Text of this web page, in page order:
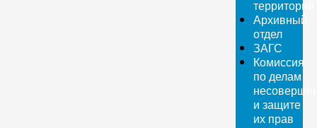
территорий
Архивный
отдел
ЗАГС
Комиссия
по делам
и защите
их прав